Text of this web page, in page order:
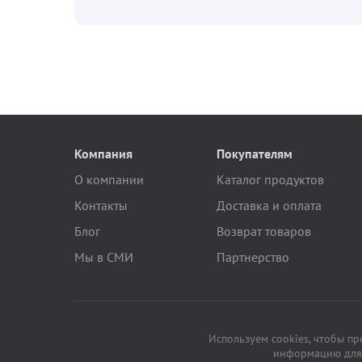
Компания
О компании
Контакты
Блог
Мы в СМИ
Покупателям
Каталог продуктов
Доставка и оплата
Возврат товаров
Партнерство
Используем cookies, чтобы
информацию для